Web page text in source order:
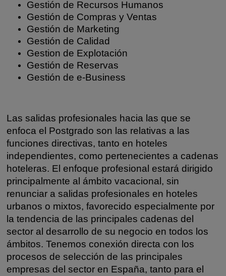
Gestión de Recursos Humanos
Gestión de Compras y Ventas
Gestión de Marketing
Gestión de Calidad
Gestion de Explotación
Gestión de Reservas
Gestión de e-Business
Las salidas profesionales hacia las que se
enfoca el Postgrado son las relativas a las
funciones directivas, tanto en hoteles
independientes, como pertenecientes a cadenas
hoteleras. El enfoque profesional estará dirigido
principalmente al ámbito vacacional, sin
renunciar a salidas profesionales en hoteles
urbanos o mixtos, favorecido especialmente por
la tendencia de las principales cadenas del
sector al desarrollo de su negocio en todos los
ámbitos. Tenemos conexión directa con los
procesos de selección de las principales
empresas del sector en España, tanto para el